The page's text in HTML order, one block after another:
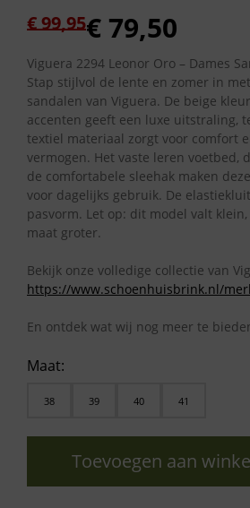
€99,95
Oorspronkelijke
was:
€ 99,95.
€ 79,50
Huidige
is:
€ 79,50.
Viguera 2294 Leonor Oro – Dames
Stap stijlvol de lente en zomer in
sandalen van Viguera. De beige
accenten geeft een luxe uitstraling,
textiel materiaal zorgt voor comfort
vermogen. Het vaste leren voetbed,
de comfortabele sleehak maken
voor dagelijks gebruik. De
pasvorm. Let op: dit model valt
maat groter.
Bekijk onze volledige collectie van
https://www.schoenhuisbrink.nl/
En ontdek wat wij nog meer te
Maat:
38 39 40 41
Toevoegen aan